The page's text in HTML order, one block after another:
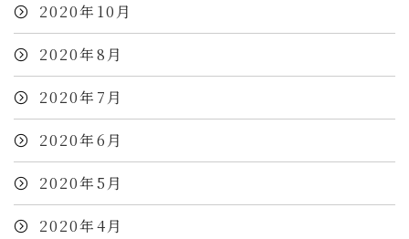
2020年10月
2020年8月
2020年7月
2020年6月
2020年5月
2020年4月